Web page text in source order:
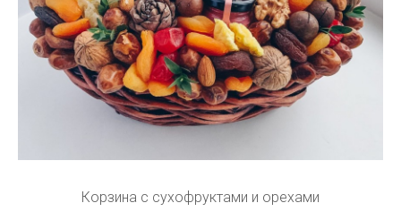
Корзина с сухофруктами и орехами